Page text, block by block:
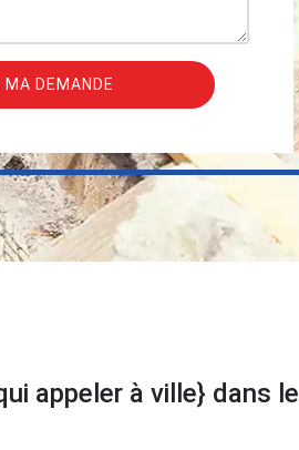
appeler à ville} dans le